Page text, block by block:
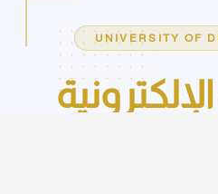
UNIVERSITY OF
الإلكترونية